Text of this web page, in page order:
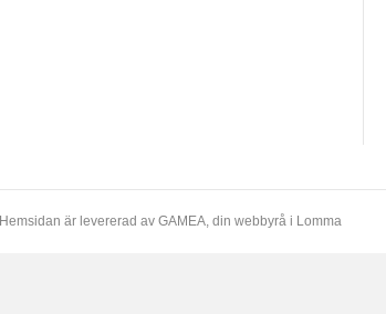
Hemsidan är levererad av GAMEA, din webbyrå i Lomma